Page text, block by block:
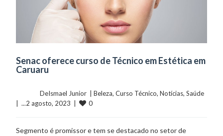
Senac oferece curso de Técnico em Estética em
Caruaru
	    	DeIsmael Junior  |
Beleza, Curso Técnico, Notícias, Saúde
|  ...2 agosto, 2023  |
0
Segmento é promissor e tem se destacado no setor de